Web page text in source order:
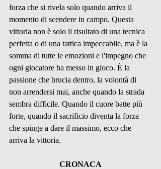
forza che si rivela solo quando arriva il
momento di scendere in campo. Questa
vittoria non è solo il risultato di una tecnica
perfetta o di una tattica impeccabile, ma è la
somma di tutte le emozioni e l'impegno che
ogni giocatore ha messo in gioco. È la
passione che brucia dentro, la volontà di
non arrendersi mai, anche quando la strada
sembra difficile. Quando il cuore batte più
forte, quando il sacrificio diventa la forza
che spinge a dare il massimo, ecco che
arriva la vittoria.
CRONACA